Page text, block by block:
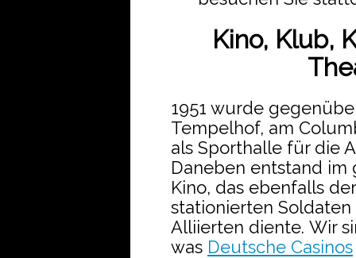
Kino, Klub,
1951 wurde
Tempelhof, am
als Sporthalle für die
Daneben entstand im
Kino, das ebenfalls
stationierten
Alliierten diente. Wir
was Deutsche Casinos